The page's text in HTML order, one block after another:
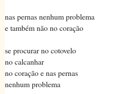
nas pernas nenhum problema
e também não no coração
se procurar no cotovelo
no calcanhar
no coração e nas pernas
nenhum problema